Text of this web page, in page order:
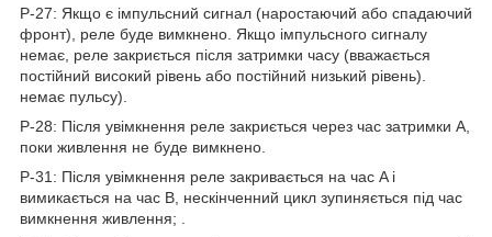
P-27: Якщо є імпульсний сигнал (наростаючий або спадаючий
фронт), реле буде вимкнено. Якщо імпульсного сигналу
немає, реле закриється після затримки часу (вважається
постійний високий рівень або постійний низький рівень).
немає пульсу).
P-28: Після увімкнення реле закриється через час затримки A,
поки живлення не буде вимкнено.
P-31: Після увімкнення реле закривається на час A і
вимикається на час B, нескінченний цикл зупиняється під час
вимкнення живлення; .